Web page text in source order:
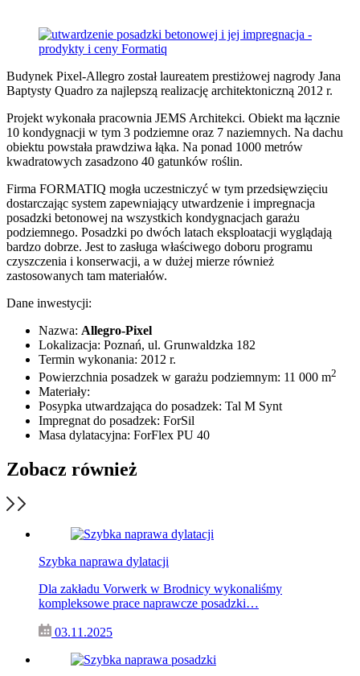
Budynek Pixel-Allegro został laureatem prestiżowej nagrody Jana
Baptysty Quadro za najlepszą realizację architektoniczną 2012 r.
Projekt wykonała pracownia JEMS Architekci. Obiekt ma łącznie
10 kondygnacji w tym 3 podziemne oraz 7 naziemnych. Na dachu
obiektu powstała prawdziwa łąka. Na ponad 1000 metrów
kwadratowych zasadzono 40 gatunków roślin.
Firma FORMATIQ mogła uczestniczyć w tym przedsięwzięciu
dostarczając system zapewniający utwardzenie i impregnacja
posadzki betonowej na wszystkich kondygnacjach garażu
podziemnego. Posadzki po dwóch latach eksploatacji wyglądają
bardzo dobrze. Jest to zasługa właściwego doboru programu
czyszczenia i konserwacji, a w dużej mierze również
zastosowanych tam materiałów.
Dane inwestycji:
Nazwa: Allegro-Pixel
Lokalizacja: Poznań, ul. Grunwaldzka 182
Termin wykonania: 2012 r.
Powierzchnia posadzek w garażu podziemnym: 11 000 m2
Materiały:
Posypka utwardzająca do posadzek: Tal M Synt
Impregnat do posadzek: ForSil
Masa dylatacyjna: ForFlex PU 40
Zobacz również
Szybka naprawa dylatacji
Dla zakładu Vorwerk w Brodnicy wykonaliśmy
kompleksowe prace naprawcze posadzki…
03.11.2025